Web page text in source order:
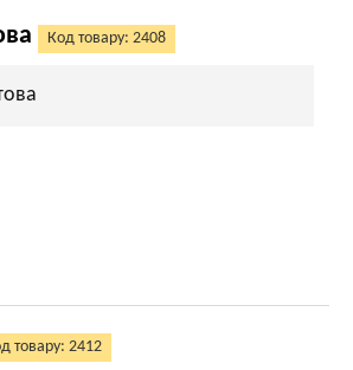
Код товару: 2408
товару: 2412